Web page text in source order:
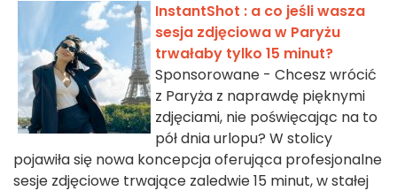
InstantShot : a co jeśli wasza
sesja zdjęciowa w Paryżu
trwałaby tylko 15 minut?
Sponsorowane - Chcesz wrócić
z Paryża z naprawdę pięknymi
zdjęciami, nie poświęcając na to
pół dnia urlopu? W stolicy
pojawiła się nowa koncepcja oferująca profesjonalne
sesje zdjęciowe trwające zaledwie 15 minut, w stałej